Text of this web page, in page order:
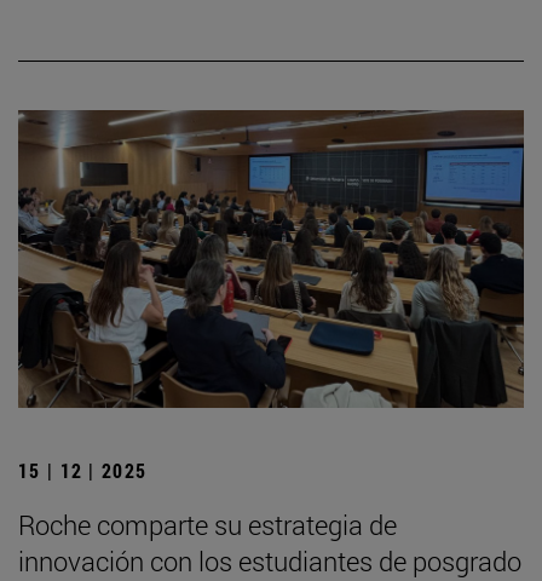
15 | 12 | 2025
Roche comparte su estrategia de
innovación con los estudiantes de posgrado